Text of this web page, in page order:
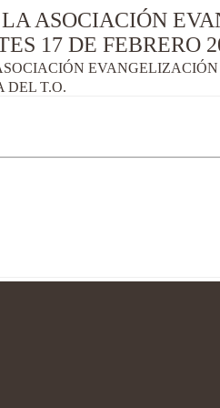
LA ASOCIACIÓN
17 DE FEBRERO
DEL T.O.